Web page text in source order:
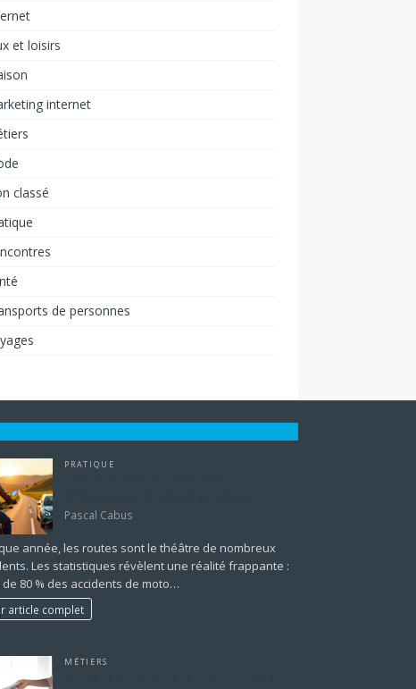
et loisirs
internet
classé
de personnes
PRATIQUE
Pascal Cabus
année, les routes sont le théâtre de nombreux
Les statistiques révèlent une réalité frappante :
de 80 % des accidents de moto…
article complet
MÉTIERS